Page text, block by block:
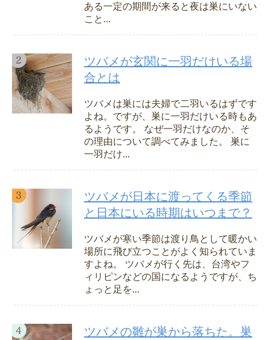
ある一定の期間が来ると夜は巣にいない
こと...
ツバメが玄関に一羽だけいる場
合とは
ツバメは巣には夫婦で二羽いるはずです
よね。ですが、巣に一羽だけいる時もあ
るようです。 なぜ一羽だけなのか、そ
の理由について調べてみました。 巣に
一羽だけ...
ツバメが日本に渡ってくる季節
と日本にいる時期はいつまで？
ツバメが寒い季節は渡り鳥として暖かい
場所に飛び立つことがよく知られていま
すよね。 ツバメが行く先は、台湾やフ
ィリピンなどの国になるようですが、ち
ょっと足を...
ツバメの雛が巣から落ちた。巣